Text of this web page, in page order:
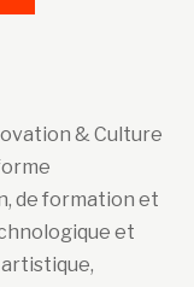
& Culture
de formation et
et